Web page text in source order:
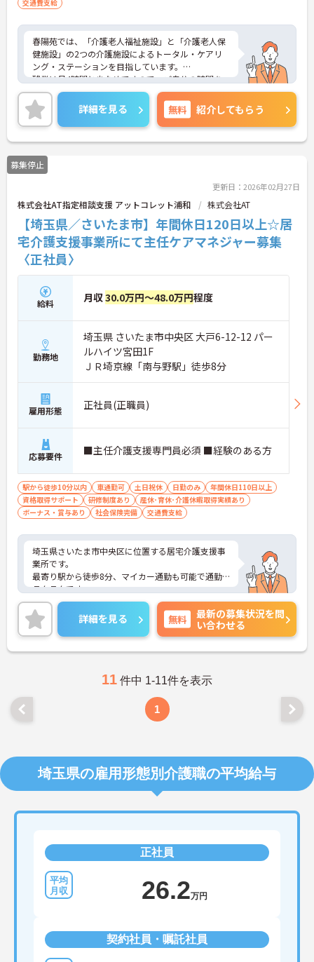
交通費支給
春陽苑では、「介護老人福祉施設」と「介護老人保
健施設」の2つの介護施設によるトータル・ケアリ
ング・ステーションを目指しています。
残業は月4時間と少なめですので、ご自分の時間を
大切にしながら仕事に取り組んでいただけます！
ご興味ある方には、面接のポイントなど、さらに詳
細をお伝え致しますので宜しくお願いいたしますの
でお気軽にご相談ください。
詳細を見る 無料 紹介してもらう
募集停止
更新日：2026年02月27日
株式会社AT指定相談支援 アットコレット浦和 株式会社AT
【埼玉県／さいたま市】年間休日120日以上☆居
宅介護支援事業所にて主任ケアマネジャー募集
〈正社員〉
給料 月収30.0万円～48.0万円程度
勤務地
埼玉県 さいたま市中央区 大戸6-12-12 パー
ルハイツ宮田1F
ＪＲ埼京線「南与野駅」徒歩8分
雇用形態 正社員(正職員)
応募要件 ■主任介護支援専門員必須 ■経験のある方
駅から徒歩10分以内 車通勤可 土日祝休 日勤のみ
年間休日110日以上
資格取得サポート
研修制度あり
産休･育休･介護休暇取得実績あり
ボーナス・賞与あり
社会保険完備 交通費支給
埼玉県さいたま市中央区に位置する居宅介護支援事
業所です。
最寄り駅から徒歩8分、マイカー通勤も可能で通勤
ラクラクです。
年間休日120日、完全週休2日制で日勤のお仕事なの
でプライベートと両立がしやすく育児中の方にもお
すすめの求人です。
ご興味のある方には、面接対策ポイントなど、さら
に詳細をお話しいたしますのでお気軽にご相談くだ
詳細を見る 無料
最新の募集状況を問
い合わせる
11 件中 1-11件を表示
1
埼玉県の雇用形態別介護職の平均給与
正社員
26.2万円
契約社員・嘱託社員